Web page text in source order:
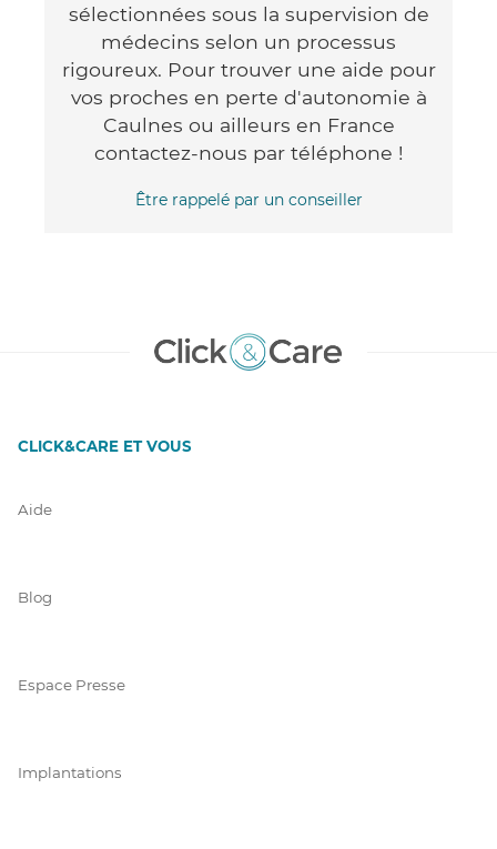
sélectionnées sous la supervision de
médecins selon un processus
rigoureux. Pour trouver une aide pour
vos proches en perte d'autonomie à
Caulnes ou ailleurs en France
contactez-nous par téléphone !
Être rappelé par un conseiller
CLICK&CARE ET VOUS
Aide
Blog
Espace Presse
Implantations